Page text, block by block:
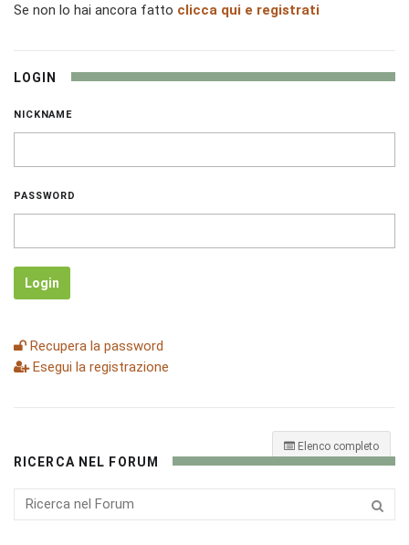
Se non lo hai ancora fatto clicca qui e registrati
LOGIN
NICKNAME
PASSWORD
Login
Recupera la password
Esegui la registrazione
Elenco completo
RICERCA NEL FORUM